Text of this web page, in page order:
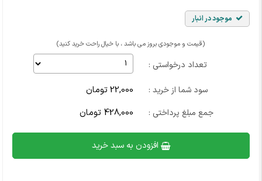
موجود در انبار
(قیمت و موجودی بروز می باشد ، با خیال راحت خرید کنید)
تعداد درخواستی :
سود شما از خرید : 22,000 تومان
جمع مبلغ پرداختی : 428,000 تومان
افزودن به سبد خرید